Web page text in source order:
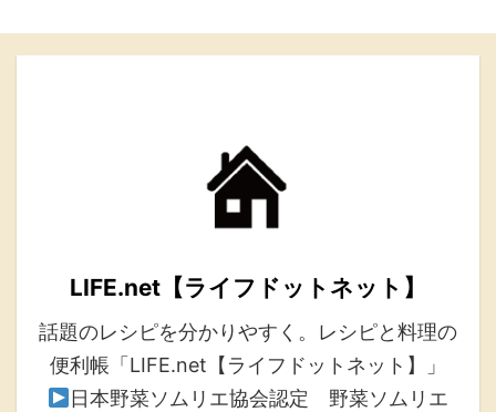
LIFE.net【ライフドットネット】
話題のレシピを分かりやすく。レシピと料理の
便利帳「LIFE.net【ライフドットネット】」
日本野菜ソムリエ協会認定 野菜ソムリエ